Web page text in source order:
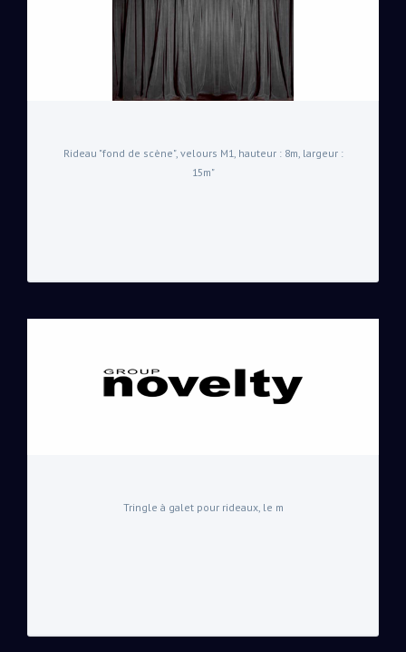
Rideau "fond de scène", velours M1, hauteur : 8m, largeur :
15m"
Tringle à galet pour rideaux, le m